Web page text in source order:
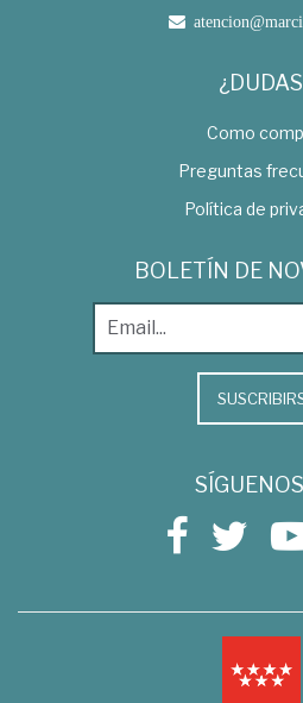
Como
Preguntas
Política de
BOLETÍN DE